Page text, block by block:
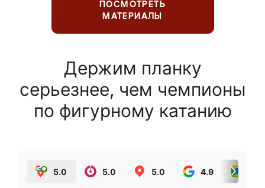
ПОСМОТРЕТЬ
МАТЕРИАЛЫ
Держим планку
серьезнее, чем чемпионы
по фигурному катанию
5.0 5.0 5.0 4.9